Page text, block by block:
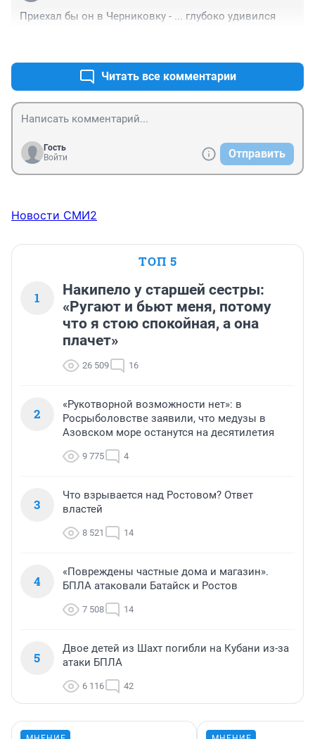
Приехал бы он в Черниковку - ... глубоко удивился
Читать все комментарии
Гость
Войти
Отправить
Новости СМИ2
ТОП 5
1
Накипело у старшей сестры:
«Ругают и бьют меня, потому
что я стою спокойная, а она
плачет»
26 509 16
2
«Рукотворной возможности нет»: в
Росрыболовстве заявили, что медузы в
Азовском море останутся на десятилетия
9 775 4
3
Что взрывается над Ростовом? Ответ
властей
8 521 14
4
«Повреждены частные дома и магазин».
БПЛА атаковали Батайск и Ростов
7 508 14
5
Двое детей из Шахт погибли на Кубани из-за
атаки БПЛА
6 116 42